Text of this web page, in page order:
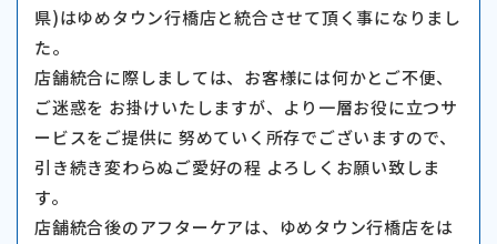
県)はゆめタウン行橋店と統合させて頂く事になりまし
た。
店舗統合に際しましては、お客様には何かとご不便、
ご迷惑を お掛けいたしますが、より一層お役に立つサ
ービスをご提供に 努めていく所存でございますので、
引き続き変わらぬご愛好の程 よろしくお願い致しま
す。
店舗統合後のアフターケアは、ゆめタウン行橋店をは